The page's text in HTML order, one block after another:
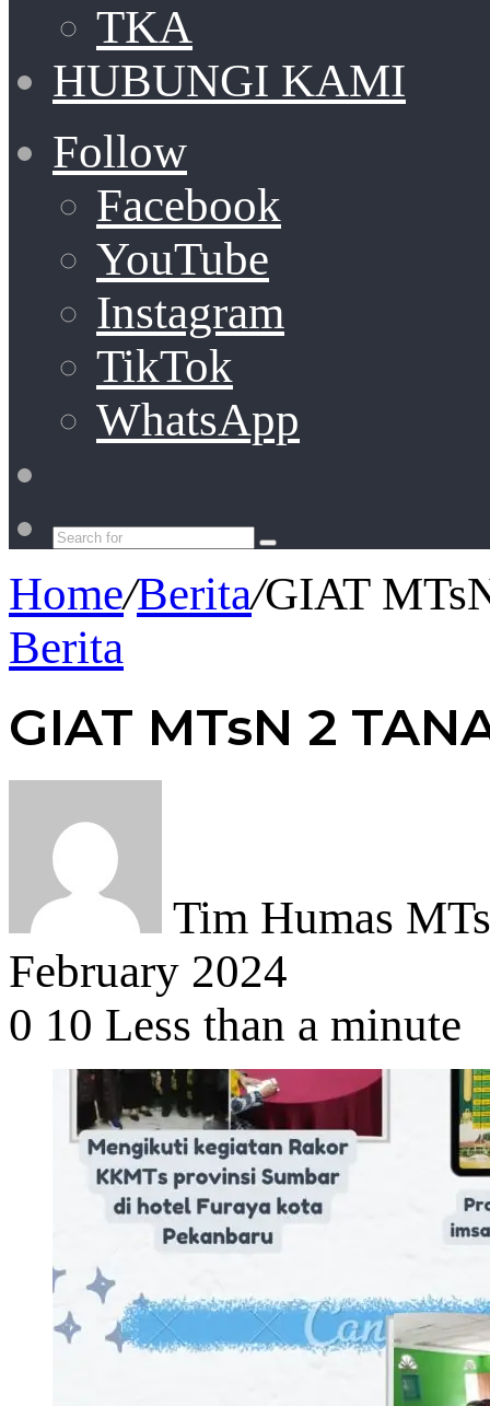
TKA
HUBUNGI KAMI
Follow
Facebook
YouTube
Instagram
TikTok
WhatsApp
Search
Home/Berita/GIAT
Berita
GIAT MTsN 2
Tim Humas
February 2024
0 10 Less than a minute